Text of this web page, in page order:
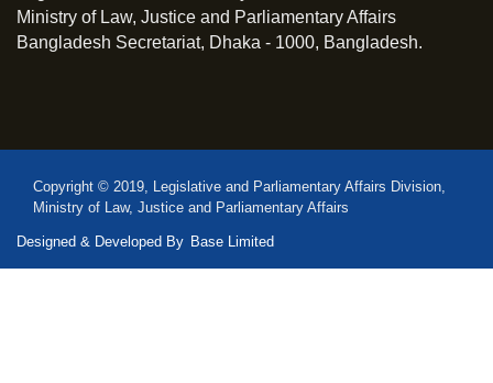
Ministry of Law, Justice and Parliamentary Affairs
Bangladesh Secretariat, Dhaka - 1000, Bangladesh.
Copyright © 2019, Legislative and Parliamentary Affairs Division,
Ministry of Law, Justice and Parliamentary Affairs
Designed & Developed By Base Limited